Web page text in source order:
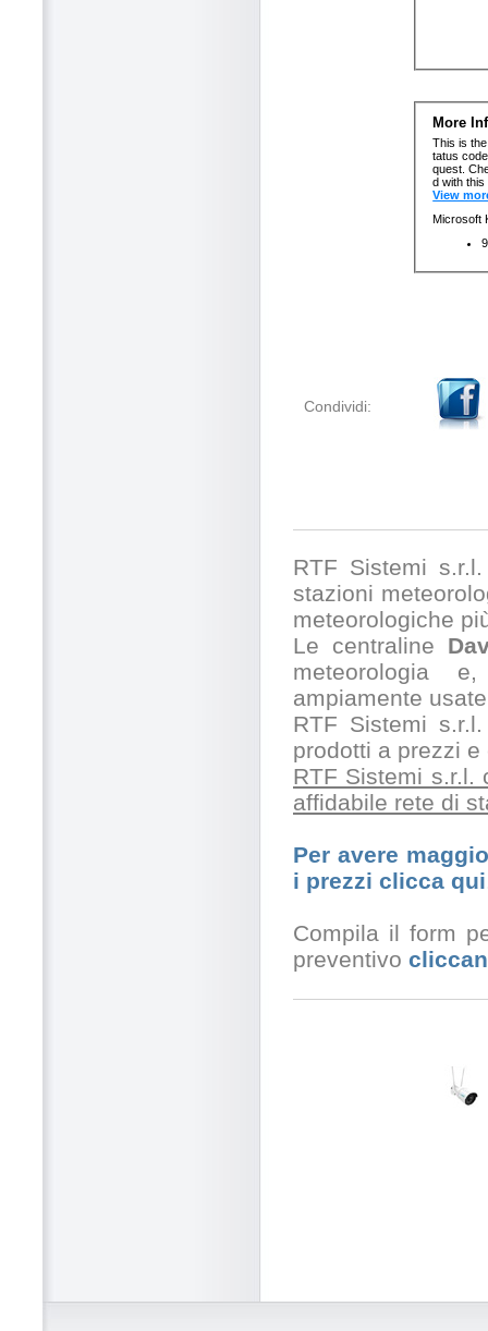
Condividi:
RTF Sistemi
stazioni
meteorologiche
Le centraline
meteorologia
ampiamente
RTF Sistemi
prodotti a prezzi
RTF Sistemi s.r.l.
affidabile rete di
Per avere
i prezzi clicca qui
Compila il form
preventivo